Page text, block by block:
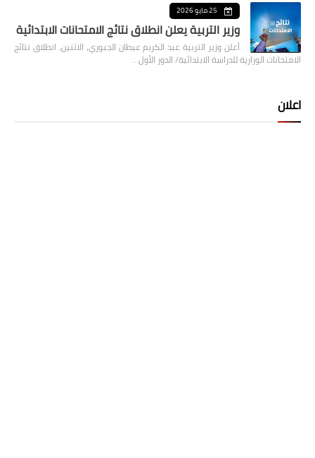
25 مايو 2026
وزير التربية يعلن انطلاق نتائج الامتحانات الابتدائية
أعلن وزير التربية عبد الكريم عبطان الجبوري، الاثنين، انطلاق نتائج
الامتحانات الوزارية للدراسة الابتدائية/ الدور الأول…
اعلان